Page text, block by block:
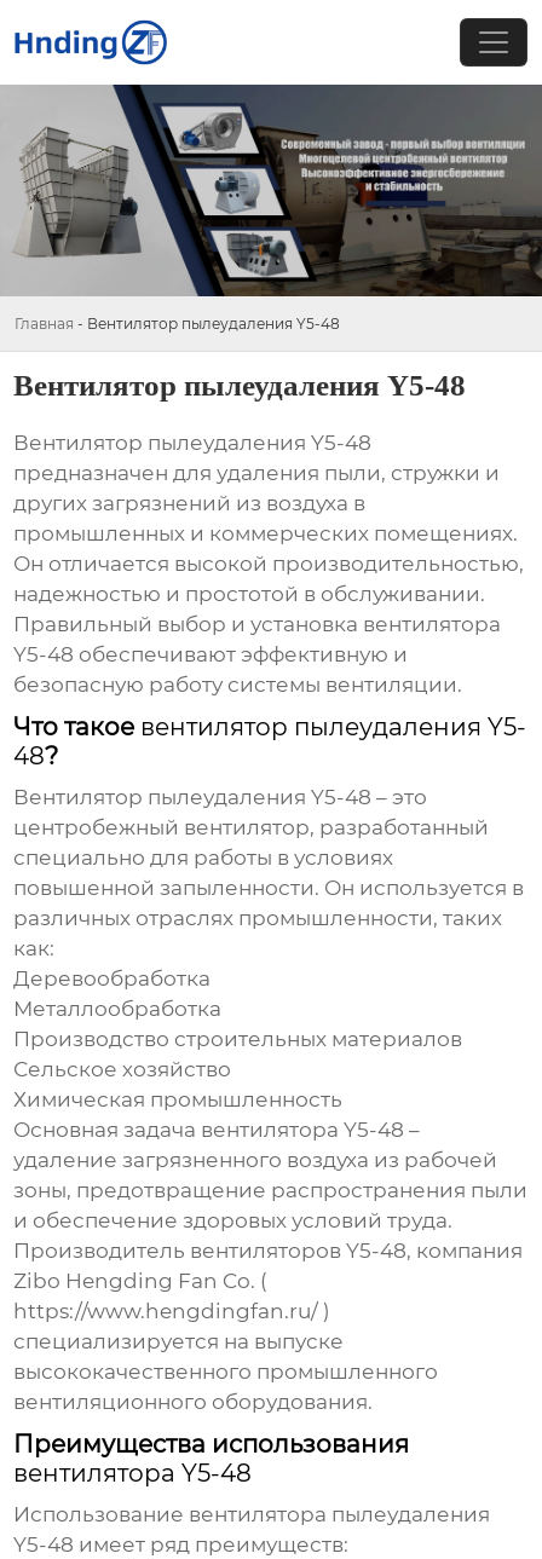
Главная - Вентилятор пылеудаления Y5-48
Вентилятор пылеудаления Y5-48
Вентилятор пылеудаления Y5-48
предназначен для удаления пыли, стружки и
других загрязнений из воздуха в
промышленных и коммерческих помещениях.
Он отличается высокой производительностью,
надежностью и простотой в обслуживании.
Правильный выбор и установка вентилятора
Y5-48 обеспечивают эффективную и
безопасную работу системы вентиляции.
Что такое вентилятор пылеудаления Y5-
48?
Вентилятор пылеудаления Y5-48 – это
центробежный вентилятор, разработанный
специально для работы в условиях
повышенной запыленности. Он используется в
различных отраслях промышленности, таких
как:
Деревообработка
Металлообработка
Производство строительных материалов
Сельское хозяйство
Химическая промышленность
Основная задача вентилятора Y5-48 –
удаление загрязненного воздуха из рабочей
зоны, предотвращение распространения пыли
и обеспечение здоровых условий труда.
Производитель вентиляторов Y5-48, компания
Zibo Hengding Fan Co. (
https://www.hengdingfan.ru/ )
специализируется на выпуске
высококачественного промышленного
вентиляционного оборудования.
Преимущества использования
вентилятора Y5-48
Использование вентилятора пылеудаления
Y5-48 имеет ряд преимуществ: